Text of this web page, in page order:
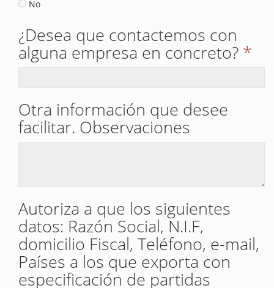
No
¿Desea que contactemos con
alguna empresa en concreto? *
Otra información que desee
facilitar. Observaciones
Autoriza a que los siguientes
datos: Razón Social, N.I.F,
domicilio Fiscal, Teléfono, e-mail,
Países a los que exporta con
especificación de partidas